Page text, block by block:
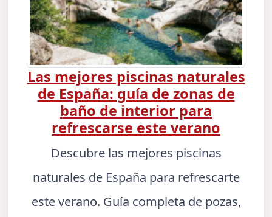
Las mejores piscinas naturales
de España: guía de zonas de
baño de interior para
refrescarse este verano
Descubre las mejores piscinas
naturales de España para refrescarte
este verano. Guía completa de pozas,